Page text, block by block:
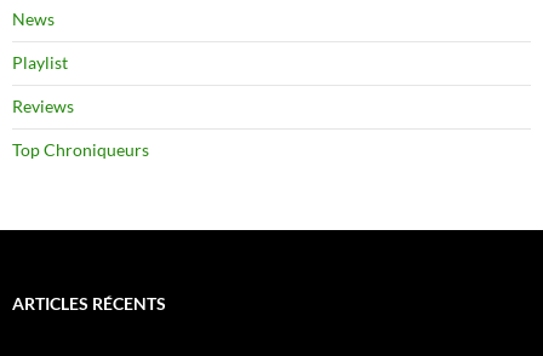
News
Playlist
Reviews
Top Chroniqueurs
ARTICLES RÉCENTS